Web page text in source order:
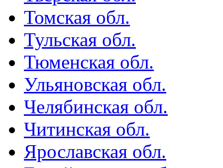
Томская обл.
Тульская обл.
Тюменская обл.
Ульяновская обл.
Челябинская обл.
Читинская обл.
Ярославская обл.